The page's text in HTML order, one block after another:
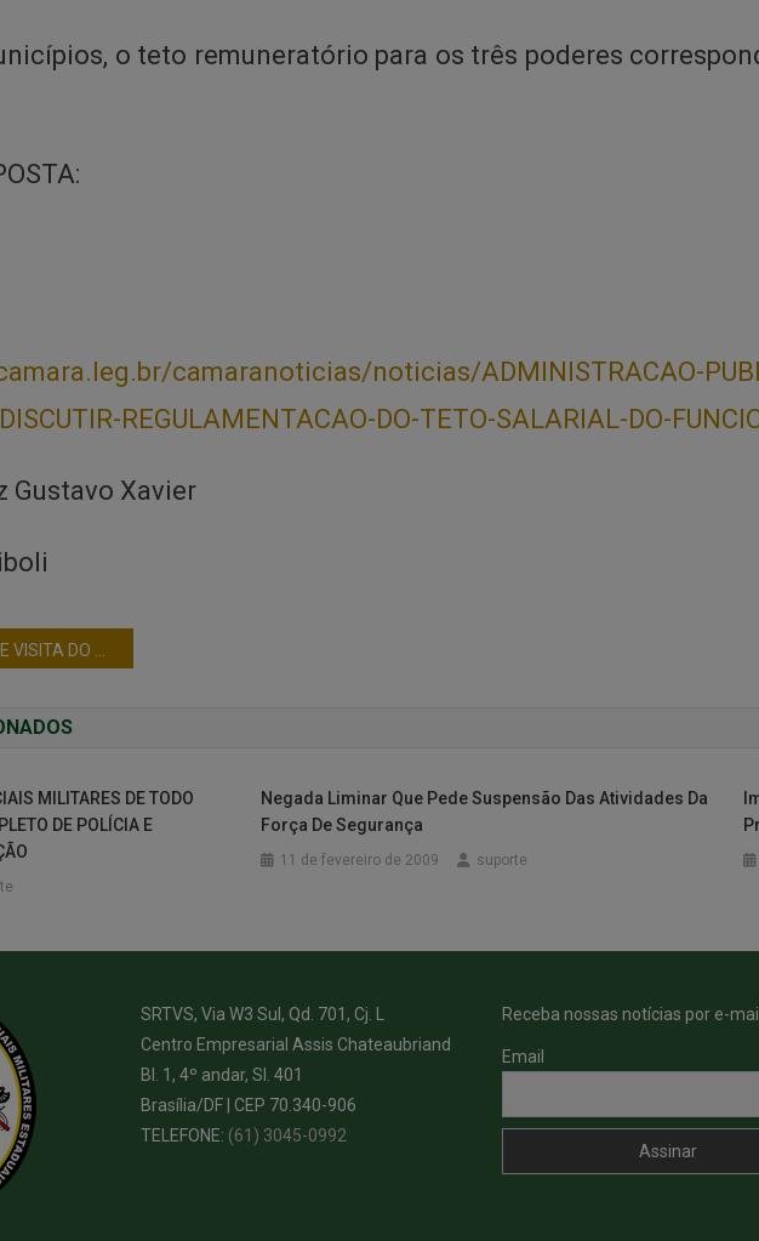
o teto remuneratório para os três poderes
camaranoticias/noticias/ADMINISTRACAO-
REGULAMENTACAO-DO-TETO-SALARIAL-DO-
Gustavo Xavier
MILITAR DE MINAS GERAIS
MILITARES DE TODO
DE POLÍCIA E
Negada Liminar Que Pede Suspensão Das Atividades Da
Força De Segurança
11 de fevereiro de 2009 suporte
SRTVS, Via W3 Sul, Qd. 701, Cj. L
Centro Empresarial Assis Chateaubriand
Bl. 1, 4º andar, Sl. 401
Brasília/DF | CEP 70.340-906
TELEFONE: (61) 3045-0992
Receba nossas notícias por e-
Email